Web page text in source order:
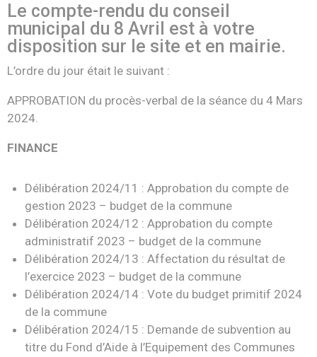
Le compte-rendu du conseil
municipal du 8 Avril est à votre
disposition sur le site et en mairie.
L’ordre du jour était le suivant :
APPROBATION du procès-verbal de la séance du 4 Mars
2024.
FINANCE
Délibération 2024/11 : Approbation du compte de
gestion 2023 – budget de la commune
Délibération 2024/12 : Approbation du compte
administratif 2023 – budget de la commune
Délibération 2024/13 : Affectation du résultat de
l’exercice 2023 – budget de la commune
Délibération 2024/14 : Vote du budget primitif 2024
de la commune
Délibération 2024/15 : Demande de subvention au
titre du Fond d’Aide à l’Equipement des Communes